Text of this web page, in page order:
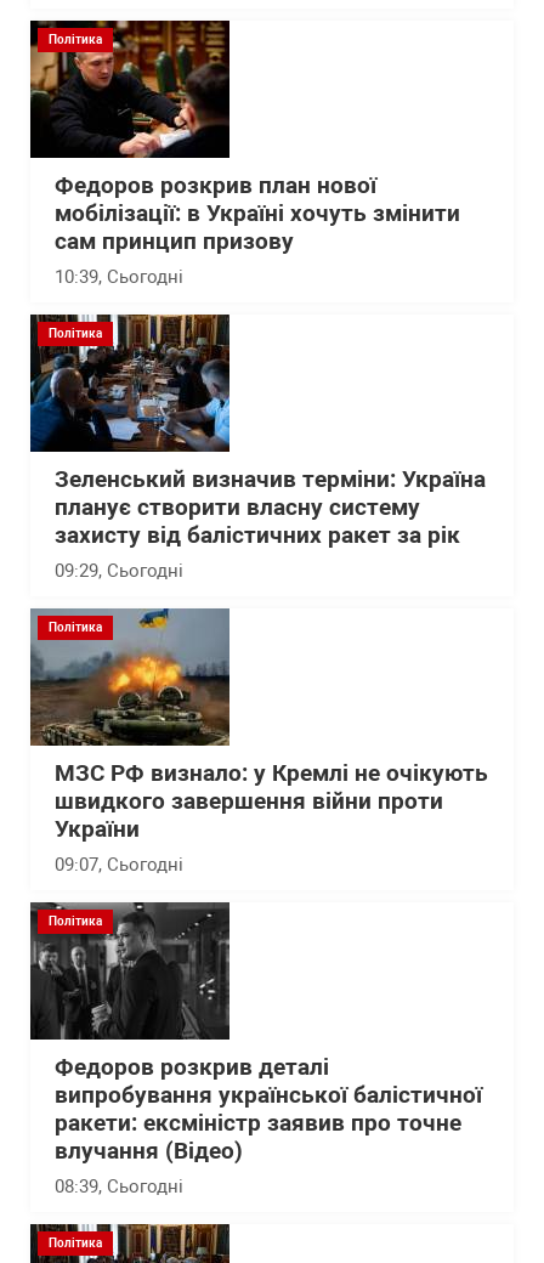
Політика
Федоров розкрив план нової
мобілізації: в Україні хочуть змінити
сам принцип призову
10:39, Сьогодні
Політика
Зеленський визначив терміни: Україна
планує створити власну систему
захисту від балістичних ракет за рік
09:29, Сьогодні
Політика
МЗС РФ визнало: у Кремлі не очікують
швидкого завершення війни проти
України
09:07, Сьогодні
Політика
Федоров розкрив деталі
випробування української балістичної
ракети: ексміністр заявив про точне
влучання (Відео)
08:39, Сьогодні
Політика